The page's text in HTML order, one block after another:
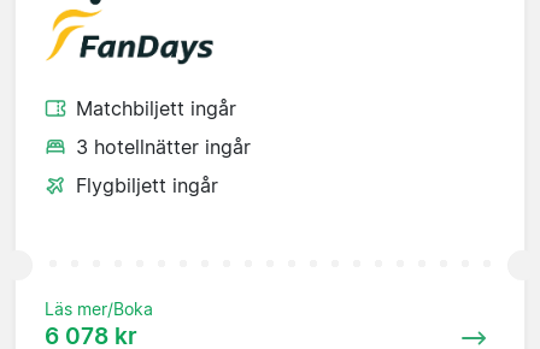
Matchbiljett ingår
3 hotellnätter ingår
Flygbiljett ingår
Läs mer/Boka
6 078 kr